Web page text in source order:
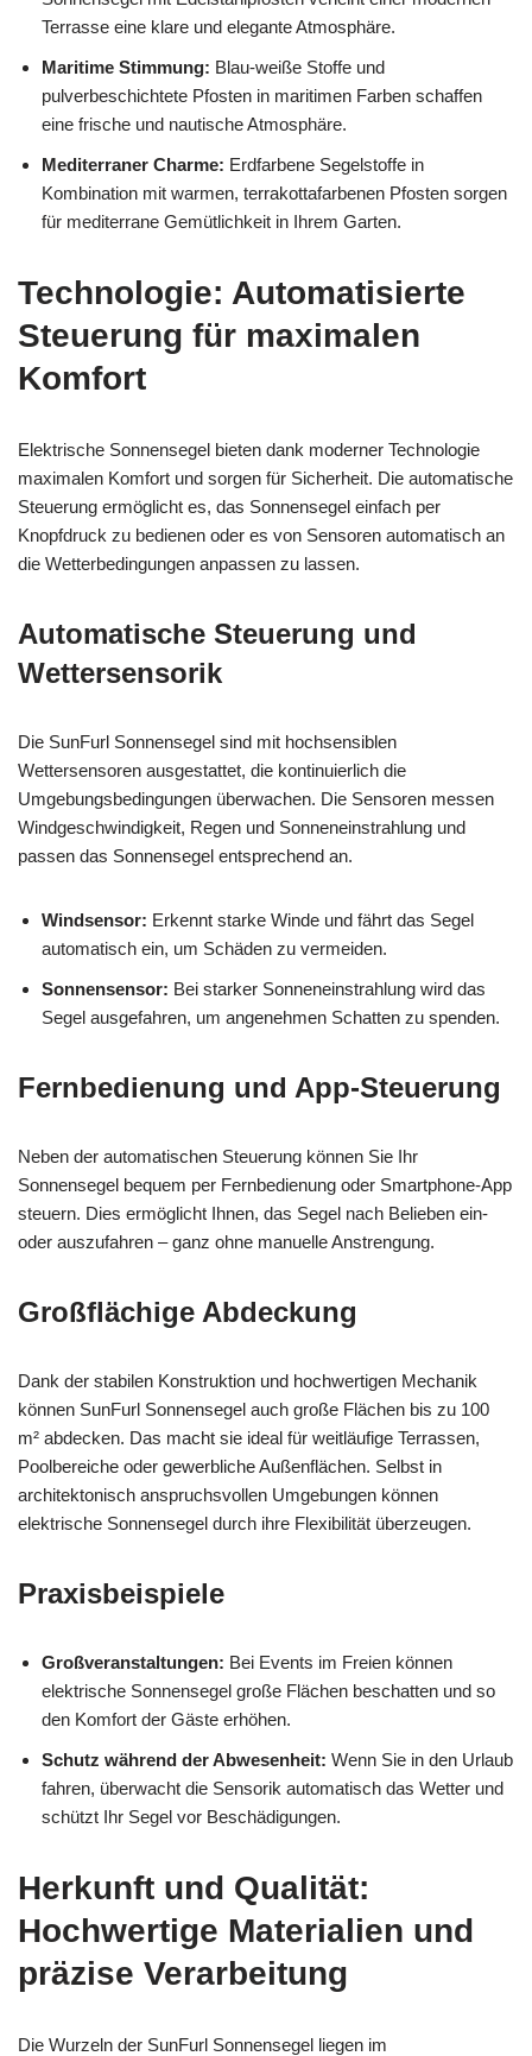
Terrasse eine klare und elegante Atmosphäre.
Maritime Stimmung: Blau-weiße Stoffe und
pulverbeschichtete Pfosten in maritimen Farben schaffen
eine frische und nautische Atmosphäre.
Mediterraner Charme: Erdfarbene Segelstoffe in
Kombination mit warmen, terrakottafarbenen Pfosten sorgen
für mediterrane Gemütlichkeit in Ihrem Garten.
Technologie: Automatisierte
Steuerung für maximalen
Komfort
Elektrische Sonnensegel bieten dank moderner Technologie
maximalen Komfort und sorgen für Sicherheit. Die automatische
Steuerung ermöglicht es, das Sonnensegel einfach per
Knopfdruck zu bedienen oder es von Sensoren automatisch an
die Wetterbedingungen anpassen zu lassen.
Automatische Steuerung und
Wettersensorik
Die SunFurl Sonnensegel sind mit hochsensiblen
Wettersensoren ausgestattet, die kontinuierlich die
Umgebungsbedingungen überwachen. Die Sensoren messen
Windgeschwindigkeit, Regen und Sonneneinstrahlung und
passen das Sonnensegel entsprechend an.
Windsensor: Erkennt starke Winde und fährt das Segel
automatisch ein, um Schäden zu vermeiden.
Sonnensensor: Bei starker Sonneneinstrahlung wird das
Segel ausgefahren, um angenehmen Schatten zu spenden.
Fernbedienung und App-Steuerung
Neben der automatischen Steuerung können Sie Ihr
Sonnensegel bequem per Fernbedienung oder Smartphone-App
steuern. Dies ermöglicht Ihnen, das Segel nach Belieben ein-
oder auszufahren – ganz ohne manuelle Anstrengung.
Großflächige Abdeckung
Dank der stabilen Konstruktion und hochwertigen Mechanik
können SunFurl Sonnensegel auch große Flächen bis zu 100
m² abdecken. Das macht sie ideal für weitläufige Terrassen,
Poolbereiche oder gewerbliche Außenflächen. Selbst in
architektonisch anspruchsvollen Umgebungen können
elektrische Sonnensegel durch ihre Flexibilität überzeugen.
Praxisbeispiele
Großveranstaltungen: Bei Events im Freien können
elektrische Sonnensegel große Flächen beschatten und so
den Komfort der Gäste erhöhen.
Schutz während der Abwesenheit: Wenn Sie in den Urlaub
fahren, überwacht die Sensorik automatisch das Wetter und
schützt Ihr Segel vor Beschädigungen.
Herkunft und Qualität:
Hochwertige Materialien und
präzise Verarbeitung
Die Wurzeln der SunFurl Sonnensegel liegen im